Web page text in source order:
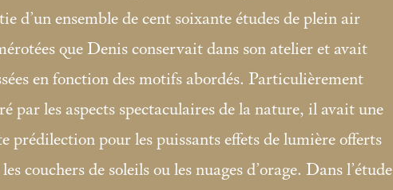
d’un ensemble de cent soixante études de plein air
que Denis conservait dans son atelier et avait
en fonction des motifs abordés. Particulièrement
par les aspects spectaculaires de la nature, il avait une
prédilection pour les puissants effets de lumière offerts
couchers de soleils ou les nuages d’orage. Dans l’étude